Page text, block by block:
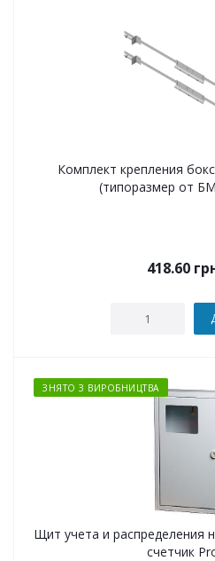
Комплект крепления
(типоразмер от
418.60
ЗНЯТО З ВИРОБНИЦТВА
Щит учета и распределения
счетчик